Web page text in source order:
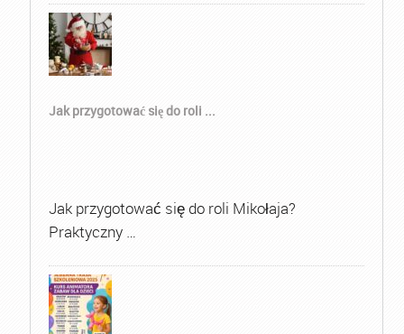
Jak przygotować się do roli ...
Jak przygotować się do roli Mikołaja?
Praktyczny …